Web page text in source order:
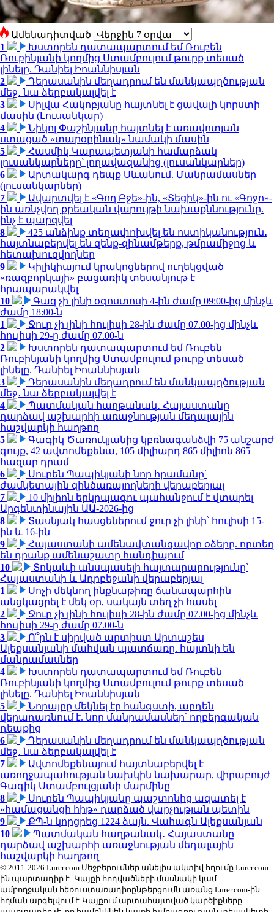
Ամենադիտված
1
Խստորեն դատապարտում եմ Ռուբեն
Ռուբինյանի կողմից Ստամբուլում թուրք տեսած
լինելը. Դանիել Իոաննիսյան
2
Դերասանին մեղադրում են մանկապղծության
մեջ․ նա ձերբակալվել է
3
Սիլվա Հակոբյանը հայտնել է ցավալի կորստի
մասին (Լուսանկար)
4
Նիկոլ Փաշինյանը հայտնել է առավոտյան
ստացած «տարօրինակ» նամակի մասին
5
Հասմիկ Կարապետյանի համարձակ
լուսանկարները՝ լողավազանից (լուսանկարներ)
6
Արտակարգ դեպք Սևանում. Մանրամասներ
(լուսանկարներ)
7
Ավարտվել է «Գող Բջե»-ին, «Տեցիկ»-ին ու «Գոջո»-
ին առնչվող քրեական վարույթի նախաքննությունը.
ինչ է պարզվել
8
425 անձինք տեղափոխվել են ոստիկանություն․
հայտնաբերվել են զենք-զինամթերք, թմրամիջոց և
հետախուզվողներ
9
Կիլիկիայում կրակոցներով ուղեկցված
«ռազբորկայի» բացառիկ տեսանյութ է
հրապարակվել
10
Գազ չի լինի օգոստոսի 4-ին ժամը 09:00-ից մինչև
ժամը 18:00-ն
1
Ջուր չի լինի հուլիսի 28-ին ժամը 07.00-ից մինչև
հուլիսի 29-ը ժամը 07.00-ն
2
Խստորեն դատապարտում եմ Ռուբեն
Ռուբինյանի կողմից Ստամբուլում թուրք տեսած
լինելը. Դանիել Իոաննիսյան
3
Դերասանին մեղադրում են մանկապղծության
մեջ․ նա ձերբակալվել է
4
Պատմական հաղթանակ․ Հայաստանը
դարձավ աշխարհի առաջնության մեդալային
հաշվարկի հաղթող
5
Գագիկ Ծառուկյանից կբռնագանձվի 75 անշարժ
գույք, 42 ավտոմեքենա, 105 միլիարդ 865 միլիոն 865
հազար դրամ
6
Սուրեն Պապիկյանի նոր հրամանը՝
ժամկետային զինծառայողների վերաբերյալ
7
10 միլիոն երկրպագու պահանջում է վտարել
Արգենտինային ԱԱ-2026-ից
8
Տասնյակ հասցեներում ջուր չի լինի՝ հուլիսի 15-
ին և 16-ին
9
Հայաստանի ամենավտանգավոր օձերը. որտեղ
են դրանք ամենաշատը հանդիպում
10
Տոկաևի անսպասելի հայտարարությունը՝
Հայաստանի և Ադրբեջանի վերաբերյալ
1
Սոչի մեկնող ինքնաթիռը ճանապարհին
անցկացրել է մեկ օր, սակայն տեղ չի հասել
2
Ջուր չի լինի հուլիսի 28-ին ժամը 07.00-ից մինչև
հուլիսի 29-ը ժամը 07.00-ն
3
Ո՞րն է սիրված արտիստ Արտաշես
Ալեքսանյանի մահվան պատճառը. հայտնի են
մանրամասներ
4
Խստորեն դատապարտում եմ Ռուբեն
Ռուբինյանի կողմից Ստամբուլում թուրք տեսած
լինելը. Դանիել Իոաննիսյան
5
Նորայրը մեկնել էր հանգստի, արդեն
վերադառնում է. նոր մանրամասներ՝ ողբերգական
դեպքից
6
Դերասանին մեղադրում են մանկապղծության
մեջ․ նա ձերբակալվել է
7
Ավտոմեքենայում հայտնաբերվել է
առողջապահության նախկին նախարար, վիրաբույժ
Գագիկ Ստամբուլցյանի մարմինը
8
Սուրեն Պապիկյանը պաշտոնից ազատել է
«համացանցի հիթ» դարձած վարչության պետին
9
ՔՊ-ն կորցրեց 1224 ձայն. Վահագն Ալեքսանյան
10
Պատմական հաղթանակ․ Հայաստանը
դարձավ աշխարհի առաջնության մեդալային
հաշվարկի հաղթող
© 2011-2026 Lurer.com Մեջբերումներ անելիս ակտիվ հղումը Lurer.com-
ին պարտադիր է: Կայքի հոդվածների մասնակի կամ
ամբողջական հեռուստառադիոընթերցումն առանց Lurer.com-ին
հղման արգելվում է:Կայքում արտահայտված կարծիքները